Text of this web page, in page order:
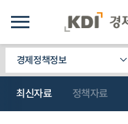
경제정책정보
최신자료 정책자료